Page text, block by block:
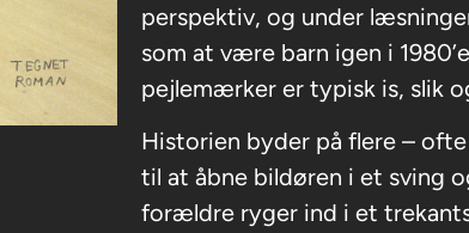
perspektiv, og under
som at være barn igen i
pejlemærker er typisk is, slik
Historien byder på flere –
til at åbne bildøren i et sving
forældre ryger ind i et